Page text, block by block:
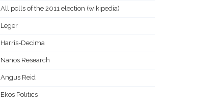
All polls of the 2011 election (wikipedia)
Leger
Harris-Decima
Nanos Research
Angus Reid
Ekos Politics